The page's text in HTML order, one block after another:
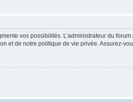
vos possibilités. L’administrateur du
et de notre politique de vie privée. Assurez-